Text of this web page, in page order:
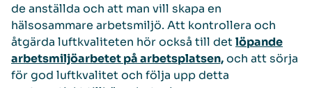
de anställda och att man vill skapa en
hälsosammare arbetsmiljö. Att kontrollera och
åtgärda luftkvaliteten hör också till detlöpande
arbetsmiljöarbetet på arbetsplatsen,och att sörja
för god luftkvalitet och följa upp detta